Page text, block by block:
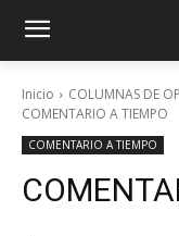
Inicio COLUMNAS DE
COMENTARIO A TIEMPO
COMENTARIO A TIEMPO